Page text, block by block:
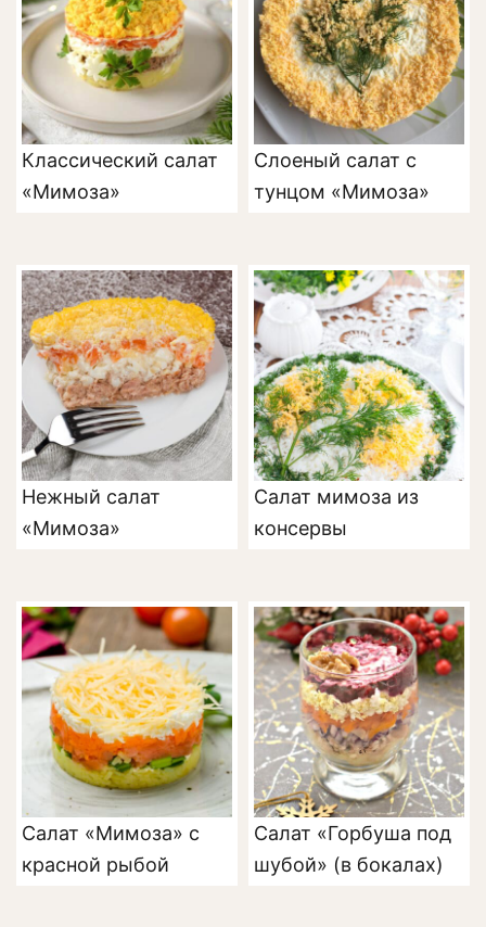
Классический салат
«Мимоза»
Слоеный салат с
тунцом «Мимоза»
Нежный салат
«Мимоза»
Салат мимоза из
консервы
Салат «Мимоза» с
красной рыбой
Салат «Горбуша под
шубой» (в бокалах)